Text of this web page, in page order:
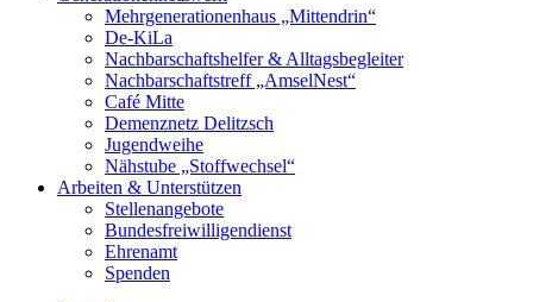
Mehrgenerationenhaus „Mittendrin“
De-KiLa
Nachbarschaftshelfer & Alltagsbegleiter
Nachbarschaftstreff „AmselNest“
Café Mitte
Demenznetz Delitzsch
Jugendweihe
Nähstube „Stoffwechsel“
Arbeiten & Unterstützen
Stellenangebote
Bundesfreiwilligendienst
Ehrenamt
Spenden